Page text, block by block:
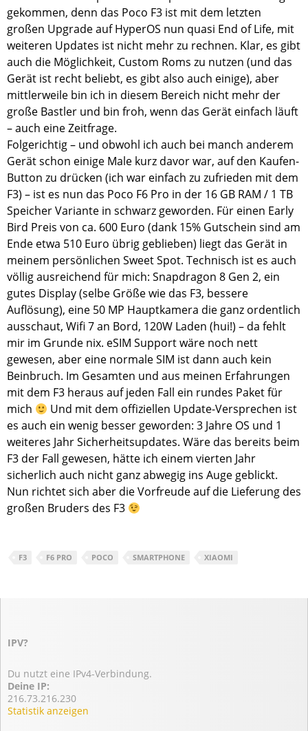
gekommen, denn das Poco F3 ist mit dem letzten
großen Upgrade auf HyperOS nun quasi End of Life, mit
weiteren Updates ist nicht mehr zu rechnen. Klar, es gibt
auch die Möglichkeit, Custom Roms zu nutzen (und das
Gerät ist recht beliebt, es gibt also auch einige), aber
mittlerweile bin ich in diesem Bereich nicht mehr der
große Bastler und bin froh, wenn das Gerät einfach läuft
– auch eine Zeitfrage.
Folgerichtig – und obwohl ich auch bei manch anderem
Gerät schon einige Male kurz davor war, auf den Kaufen-
Button zu drücken (ich war einfach zu zufrieden mit dem
F3) – ist es nun das Poco F6 Pro in der 16 GB RAM / 1 TB
Speicher Variante in schwarz geworden. Für einen Early
Bird Preis von ca. 600 Euro (dank 15% Gutschein sind am
Ende etwa 510 Euro übrig geblieben) liegt das Gerät in
meinem persönlichen Sweet Spot. Technisch ist es auch
völlig ausreichend für mich: Snapdragon 8 Gen 2, ein
gutes Display (selbe Größe wie das F3, bessere
Auflösung), eine 50 MP Hauptkamera die ganz ordentlich
ausschaut, Wifi 7 an Bord, 120W Laden (hui!) – da fehlt
mir im Grunde nix. eSIM Support wäre noch nett
gewesen, aber eine normale SIM ist dann auch kein
Beinbruch. Im Gesamten und aus meinen Erfahrungen
mit dem F3 heraus auf jeden Fall ein rundes Paket für
mich
Und mit dem offiziellen Update-Versprechen ist
es auch ein wenig besser geworden: 3 Jahre OS und 1
weiteres Jahr Sicherheitsupdates. Wäre das bereits beim
F3 der Fall gewesen, hätte ich einem vierten Jahr
sicherlich auch nicht ganz abwegig ins Auge geblickt.
Nun richtet sich aber die Vorfreude auf die Lieferung des
großen Bruders des F3
F3 F6 PRO POCO SMARTPHONE XIAOMI
IPV?
Du nutzt eine IPv4-Verbindung.
Deine IP:
216.73.216.230
Statistik anzeigen